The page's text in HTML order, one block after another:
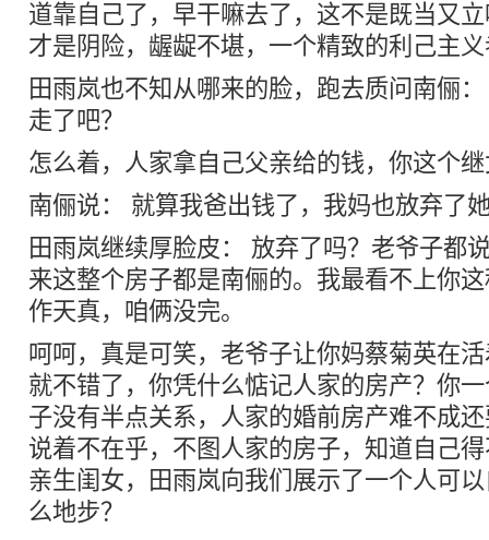
道靠自己了，早干嘛去了，这不是既当又
才是阴险，龌龊不堪，一个精致的利己主
田雨岚也不知从哪来的脸，跑去质问南俪
走了吧？
怎么着，人家拿自己父亲给的钱，你这个
南俪说： 就算我爸出钱了，我妈也放弃了
田雨岚继续厚脸皮： 放弃了吗？老爷子都
来这整个房子都是南俪的。我最看不上你
作天真，咱俩没完。
呵呵，真是可笑，老爷子让你妈蔡菊英在
就不错了，你凭什么惦记人家的房产？你
子没有半点关系，人家的婚前房产难不成
说着不在乎，不图人家的房子，知道自己
亲生闺女，田雨岚向我们展示了一个人可
么地步？